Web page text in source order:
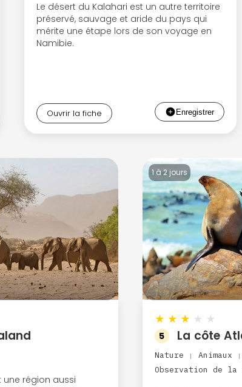
Le désert du Kalahari est un autre territoire
préservé, sauvage et aride du pays qui
mérite une étape lors de son voyage en
Namibie.
Ouvrir la fiche
une région aussi
1 à 2 jours
★ ★ ★ ★ ★
5 La côte
Nature | Animaux |
Observation de la